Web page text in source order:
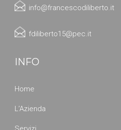
info@francescodiliberto.it
fdiliberto15@pec.it
INFO
Home
L’Azienda